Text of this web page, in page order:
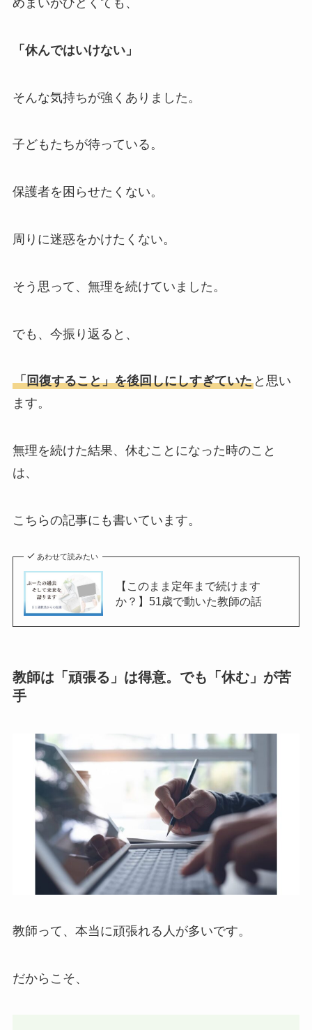
「休んではいけない」
そんな気持ちが強くありました。
子どもたちが待っている。
保護者を困らせたくない。
周りに迷惑をかけたくない。
そう思って、無理を続けていました。
でも、今振り返ると、
「回復すること」を後回しにしすぎていたと思い
ます。
無理を続けた結果、休むことになった時のこと
は、
こちらの記事にも書いています。
あわせて読みたい
【このまま定年まで続けます
か？】51歳で動いた教師の話
教師は「頑張る」は得意。でも「休む」が苦
手
教師って、本当に頑張れる人が多いです。
だからこそ、